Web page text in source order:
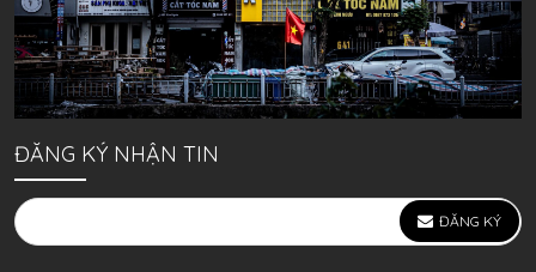
ĐĂNG KÝ NHẬN TIN
ĐĂNG KÝ